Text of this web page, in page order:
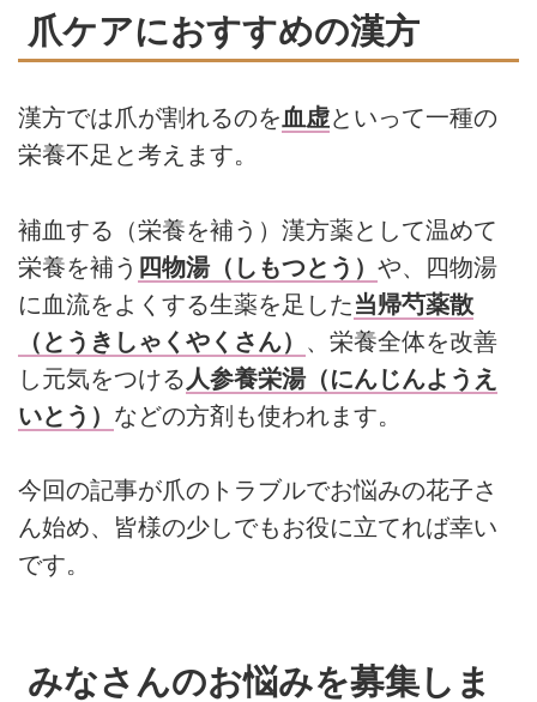
爪ケアにおすすめの漢方
漢方では爪が割れるのを血虚といって一種の
栄養不足と考えます。
補血する（栄養を補う）漢方薬として温めて
栄養を補う 四物湯（しもつとう） や、四物湯
に血流をよくする生薬を足した当帰芍薬散
（とうきしゃくやくさん） 、栄養全体を改善
し元気をつける 人参養栄湯（にんじんようえ
いとう） などの方剤も使われます。
今回の記事が爪のトラブルでお悩みの花子さ
ん始め、皆様の少しでもお役に立てれば幸い
です。
みなさんのお悩みを募集しま